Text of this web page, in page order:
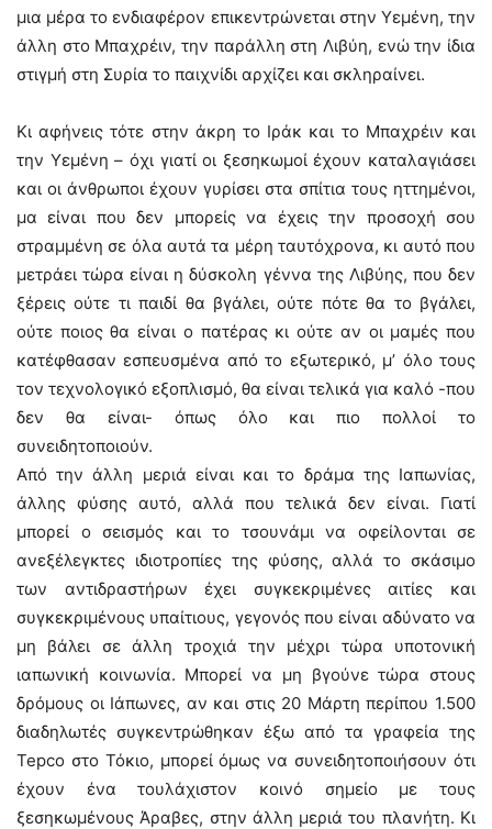
μια μέρα το ενδιαφέρον επικεντρώνεται στην Υεμένη, την
άλλη στο Μπαχρέιν, την παράλλη στη Λιβύη, ενώ την ίδια
στιγμή στη Συρία το παιχνίδι αρχίζει και σκληραίνει.
Κι αφήνεις τότε στην άκρη το Ιράκ και το Μπαχρέιν και
την Υεμένη – όχι γιατί οι ξεσηκωμοί έχουν καταλαγιάσει
και οι άνθρωποι έχουν γυρίσει στα σπίτια τους ηττημένοι,
μα είναι που δεν μπορείς να έχεις την προσοχή σου
στραμμένη σε όλα αυτά τα μέρη ταυτόχρονα, κι αυτό που
μετράει τώρα είναι η δύσκολη γέννα της Λιβύης, που δεν
ξέρεις ούτε τι παιδί θα βγάλει, ούτε πότε θα το βγάλει,
ούτε ποιος θα είναι ο πατέρας κι ούτε αν οι μαμές που
κατέφθασαν εσπευσμένα από το εξωτερικό, μ’ όλο τους
τον τεχνολογικό εξοπλισμό, θα είναι τελικά για καλό -που
δεν θα είναι- όπως όλο και πιο πολλοί το
συνειδητοποιούν.
Από την άλλη μεριά είναι και το δράμα της Ιαπωνίας,
άλλης φύσης αυτό, αλλά που τελικά δεν είναι. Γιατί
μπορεί ο σεισμός και το τσουνάμι να οφείλονται σε
ανεξέλεγκτες ιδιοτροπίες της φύσης, αλλά το σκάσιμο
των αντιδραστήρων έχει συγκεκριμένες αιτίες και
συγκεκριμένους υπαίτιους, γεγονός που είναι αδύνατο να
μη βάλει σε άλλη τροχιά την μέχρι τώρα υποτονική
ιαπωνική κοινωνία. Μπορεί να μη βγούνε τώρα στους
δρόμους οι Iάπωνες, αν και στις 20 Μάρτη περίπου 1.500
διαδηλωτές συγκεντρώθηκαν έξω από τα γραφεία της
Tepco στο Τόκιο, μπορεί όμως να συνειδητοποιήσουν ότι
έχουν ένα τουλάχιστον κοινό σημείο με τους
ξεσηκωμένους Άραβες, στην άλλη μεριά του πλανήτη. Κι